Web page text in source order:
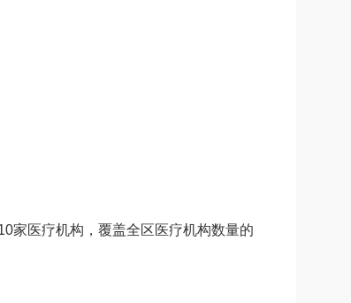
家医疗机构，覆盖全区医疗机构数量的